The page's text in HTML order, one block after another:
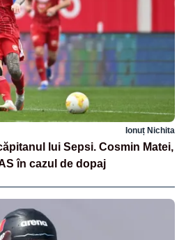
Ionuț Nichita
lui Sepsi. Cosmin Matei,
în cazul de dopaj